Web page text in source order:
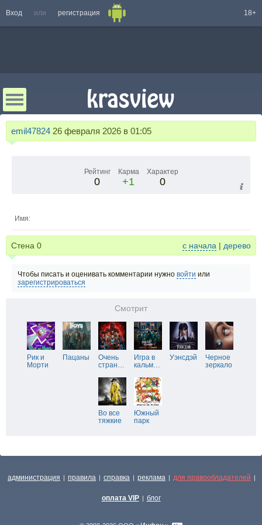
Вход или регистрация 18+
emil47824 26 февраля 2026 в 01:05
Рейтинг
0
Карма
+1
Характер
0
Имя:
Стена 0 с начала | дерево
Чтобы писать и оценивать комментарии нужно войти или
зарегистрироваться
Смотрит
Рик и
Морти
Пацаны
Очень
стран…
Игра в
кальм…
Уэнсдэй
Черное
зеркало
Во все
тяжкие
Южный
парк
администрация | правила | справка | реклама | для правообладателей |
оплата VIP | блог